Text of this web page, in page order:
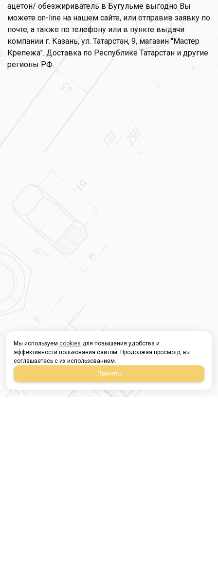
ацетон/ обезжириватель в Бугульме выгодно Вы
можете on-line на нашем сайте, или отправив заявку по
почте, а также по телефону или в пункте выдачи
компании г. Казань, ул. Татарстан, 9, магазин "Мастер
Крепежа". Доставка по Республике Татарстан и другие
регионы РФ.
Мы используем cookies для повышения удобства и
эффективности пользования сайтом. Продолжая просмотр, вы
соглашаетесь с их использованием.
Принять